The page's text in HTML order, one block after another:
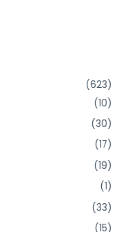
(623)
(10)
(30)
(17)
(19)
(1)
(33)
(15)